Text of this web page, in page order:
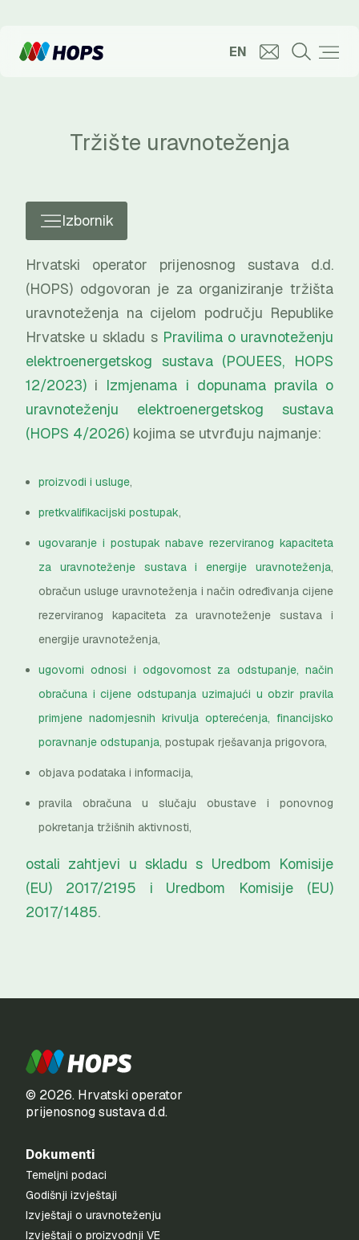
EN
Tržište uravnoteženja
Izbornik
Hrvatski operator prijenosnog sustava d.d.
(HOPS) odgovoran je za organiziranje tržišta
uravnoteženja na cijelom području Republike
Hrvatske u skladu s Pravilima o uravnoteženju
elektroenergetskog sustava (POUEES, HOPS
12/2023) i Izmjenama i dopunama pravila o
uravnoteženju elektroenergetskog sustava
(HOPS 4/2026) kojima se utvrđuju najmanje:
proizvodi i usluge,
pretkvalifikacijski postupak,
ugovaranje i postupak nabave rezerviranog kapaciteta
za uravnoteženje sustava i energije uravnoteženja,
obračun usluge uravnoteženja i način određivanja cijene
rezerviranog kapaciteta za uravnoteženje sustava i
energije uravnoteženja,
ugovorni odnosi i odgovornost za odstupanje, način
obračuna i cijene odstupanja uzimajući u obzir pravila
primjene nadomjesnih krivulja opterećenja, financijsko
poravnanje odstupanja, postupak rješavanja prigovora,
objava podataka i informacija,
pravila obračuna u slučaju obustave i ponovnog
pokretanja tržišnih aktivnosti,
ostali zahtjevi u skladu s Uredbom Komisije
(EU) 2017/2195 i Uredbom Komisije (EU)
2017/1485.
© 2026. Hrvatski operator
prijenosnog sustava d.d.
Dokumenti
Temeljni podaci
Godišnji izvještaji
Izvještaji o uravnoteženju
Izvještaji o proizvodnji VE